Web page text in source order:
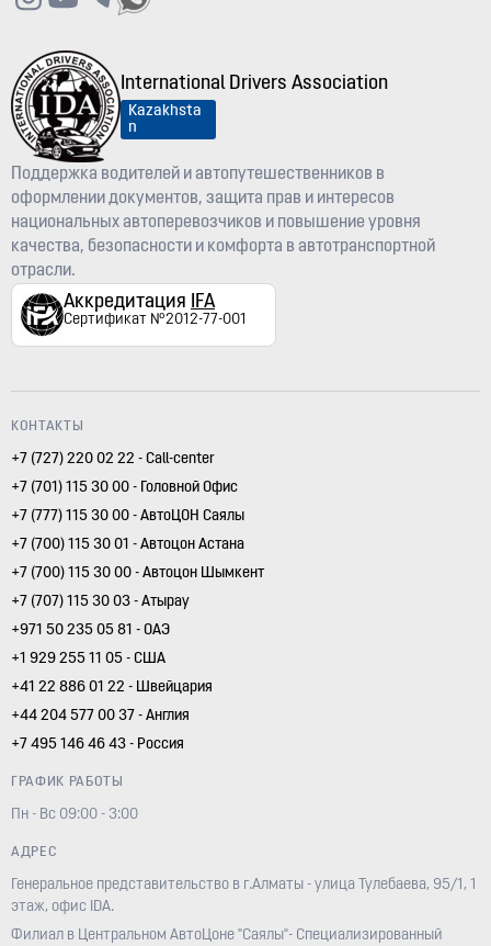
International Drivers Association
Kazakhsta
n
Поддержка водителей и автопутешественников в
оформлении документов, защита прав и интересов
национальных автоперевозчиков и повышение уровня
качества, безопасности и комфорта в автотранспортной
отрасли.
Аккредитация IFA
Сертификат №2012-77-001
КОНТАКТЫ
+7 (727) 220 02 22 - Call-center
+7 (701) 115 30 00 - Головной Офис
+7 (777) 115 30 00 - АвтоЦОН Саялы
+7 (700) 115 30 01 - Автоцон Астана
+7 (700) 115 30 00 - Автоцон Шымкент
+7 (707) 115 30 03 - Атырау
+971 50 235 05 81 - ОАЭ
+1 929 255 11 05 - США
+41 22 886 01 22 - Швейцария
+44 204 577 00 37 - Англия
+7 495 146 46 43 - Россия
ГРАФИК РАБОТЫ
Пн - Вс 09:00 - 3:00
АДРЕС
Генеральное представительство в г.Алматы - улица Тулебаева, 95/1, 1
этаж, офис IDA.
Филиал в Центральном АвтоЦоне "Саялы"- Специализированный